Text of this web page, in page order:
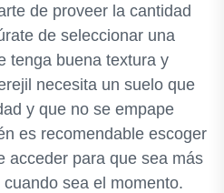
de proveer la cantidad
de seleccionar una
tenga buena textura y
necesita un suelo que
y que no se empape
es recomendable escoger
acceder para que sea más
sea el momento.